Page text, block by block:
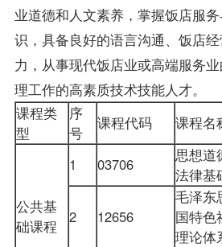
业道德和人文素养，掌握饭店服
识，具备良好的语言沟通、饭店
力，从事现代饭店业或高端服务
理工作的高素质技术技能人才。
课程类
型
序
号
课程代码 课程名
公共基
础课程
1 03706
思想道
法律基
2 12656
毛泽东
国特色
理论体